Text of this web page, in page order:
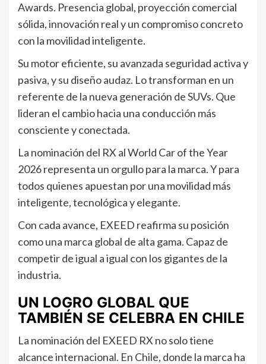
Awards. Presencia global, proyección comercial
sólida, innovación real y un compromiso concreto
con la movilidad inteligente.
Su motor eficiente, su avanzada seguridad activa y
pasiva, y su diseño audaz. Lo transforman en un
referente de la nueva generación de SUVs. Que
lideran el cambio hacia una conducción más
consciente y conectada.
La nominación del RX al World Car of the Year
2026 representa un orgullo para la marca. Y para
todos quienes apuestan por una movilidad más
inteligente, tecnológica y elegante.
Con cada avance, EXEED reafirma su posición
como una marca global de alta gama. Capaz de
competir de igual a igual con los gigantes de la
industria.
UN LOGRO GLOBAL QUE
TAMBIÉN SE CELEBRA EN CHILE
La nominación del EXEED RX no solo tiene
alcance internacional. En Chile, donde la marca ha